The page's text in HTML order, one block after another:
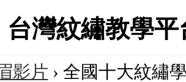
台灣紋繡教學
影片 › 全國十大紋繡